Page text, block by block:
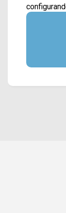
murada, o
desde o
excelente
se
para
com
favorece